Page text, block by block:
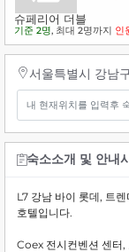
슈페리어 더블
기준 2명, 최대 2명까지 인
서울특별시 강남
숙소소개 및 안내
L7 강남 바이 롯데, 트
호텔입니다.
Coex 전시컨벤션 센터,